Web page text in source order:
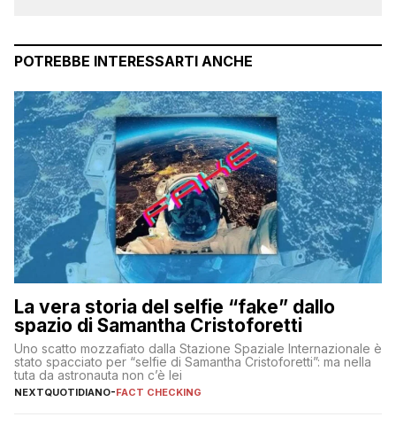
POTREBBE INTERESSARTI ANCHE
La vera storia del selfie “fake” dallo
spazio di Samantha Cristoforetti
Uno scatto mozzafiato dalla Stazione Spaziale Internazionale è
stato spacciato per “selfie di Samantha Cristoforetti”: ma nella
tuta da astronauta non c’è lei
NEXTQUOTIDIANO-FACT CHECKING